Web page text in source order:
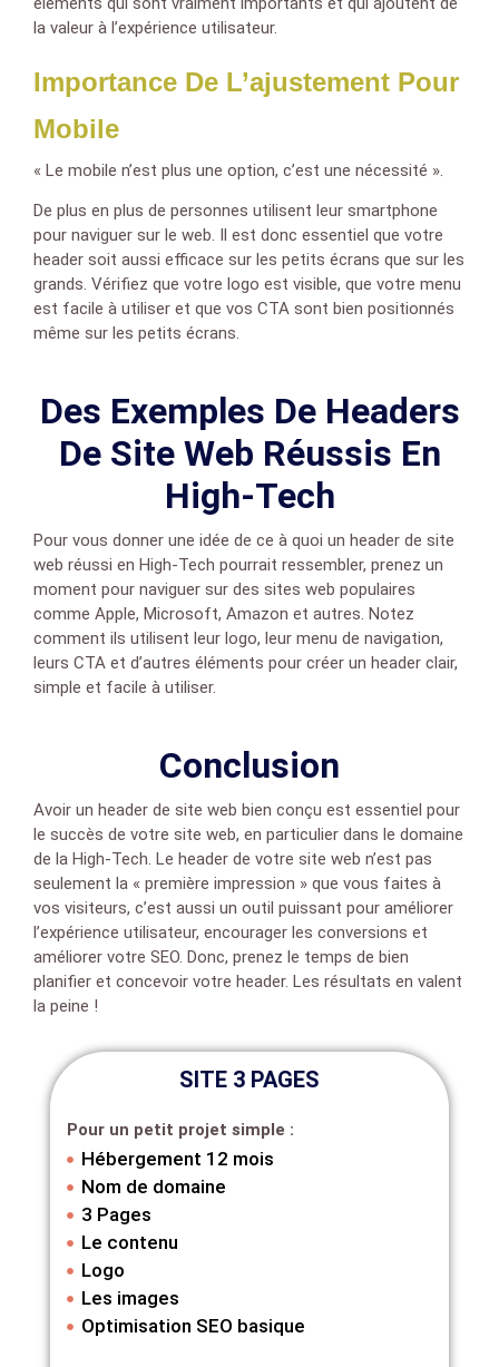
la valeur à l’expérience utilisateur.
Importance De L’ajustement Pour
Mobile
« Le mobile n’est plus une option, c’est une nécessité ».
De plus en plus de personnes utilisent leur smartphone
pour naviguer sur le web. Il est donc essentiel que votre
header soit aussi efficace sur les petits écrans que sur les
grands. Vérifiez que votre logo est visible, que votre menu
est facile à utiliser et que vos CTA sont bien positionnés
même sur les petits écrans.
Des Exemples De Headers
De Site Web Réussis En
High-Tech
Pour vous donner une idée de ce à quoi un header de site
web réussi en High-Tech pourrait ressembler, prenez un
moment pour naviguer sur des sites web populaires
comme Apple, Microsoft, Amazon et autres. Notez
comment ils utilisent leur logo, leur menu de navigation,
leurs CTA et d’autres éléments pour créer un header clair,
simple et facile à utiliser.
Conclusion
Avoir un header de site web bien conçu est essentiel pour
le succès de votre site web, en particulier dans le domaine
de la High-Tech. Le header de votre site web n’est pas
seulement la « première impression » que vous faites à
vos visiteurs, c’est aussi un outil puissant pour améliorer
l’expérience utilisateur, encourager les conversions et
améliorer votre SEO. Donc, prenez le temps de bien
planifier et concevoir votre header. Les résultats en valent
la peine !
SITE 3 PAGES
Pour un petit projet simple :
Hébergement 12 mois
Nom de domaine
3 Pages
Le contenu
Logo
Les images
Optimisation SEO basique